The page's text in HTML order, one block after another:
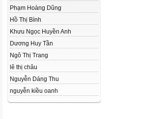
Phạm Hoàng Dũng
Hồ Thị Bình
Khưu Ngọc Huyền Anh
Dương Huy Tần
Ngô Thị Trang
lê thị châu
Nguyễn Dáng Thu
nguyễn kiều oanh